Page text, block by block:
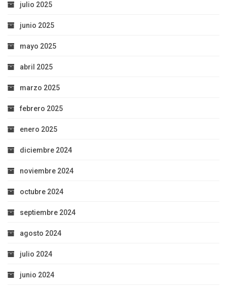
julio 2025
junio 2025
mayo 2025
abril 2025
marzo 2025
febrero 2025
enero 2025
diciembre 2024
noviembre 2024
octubre 2024
septiembre 2024
agosto 2024
julio 2024
junio 2024